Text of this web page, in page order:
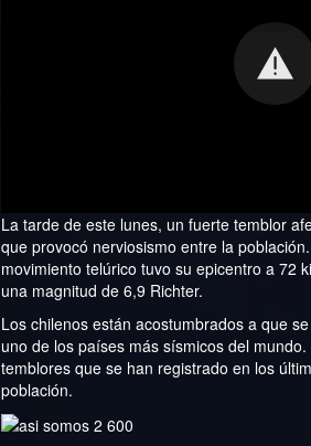
La tarde de este lunes, un fuerte temblor
que provocó nerviosismo entre la
movimiento telúrico tuvo su epicentro a 72
una magnitud de 6,9 Richter.
Los chilenos están acostumbrados a que
uno de los países más sísmicos del
temblores que se han registrado en los
población.